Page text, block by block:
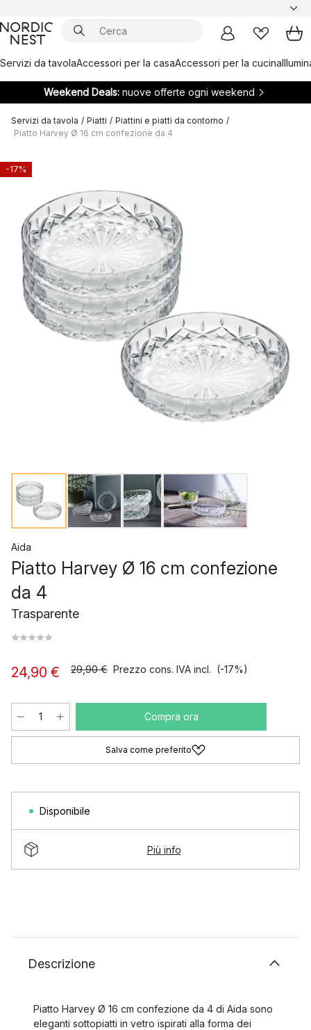
Servizi da tavolaAccessori per la casaAccessori per la cucina
Weekend Deals: nuove offerte ogni weekend
Servizi da tavola / Piatti / Piattini e piatti da contorno /
Piatto Harvey Ø 16 cm confezione da 4
-17%
Aida
Piatto Harvey Ø 16 cm confezione
da 4
Trasparente
24,90 € 29,90 € Prezzo cons. IVA incl. (-17%)
Compra ora
Salva come preferito
Disponibile
Più info
Descrizione
Piatto Harvey Ø 16 cm confezione da 4 di Aida sono
eleganti sottopiatti in vetro ispirati alla forma dei